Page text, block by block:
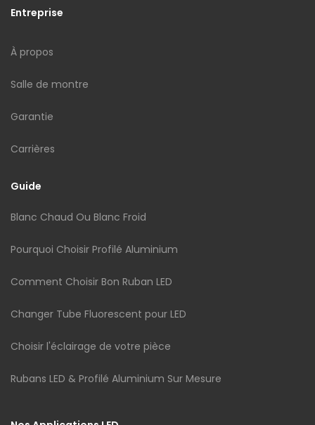
Entreprise
À propos
Salle de montre
Garantie
Carrières
Guide
Blanc Chaud Ou Blanc Froid
Pourquoi Choisir Profilé Aluminium
Comment Choisir Bon Ruban LED
Changer Tube Fluorescent pour LED
Choisir l'éclairage de votre pièce
Rubans LED & Profilé Aluminium Sur Mesure